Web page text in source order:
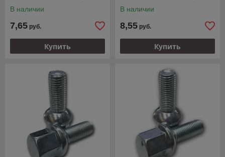
В наличии
7,65 руб.
Купить
В наличии
8,55 руб.
Купить